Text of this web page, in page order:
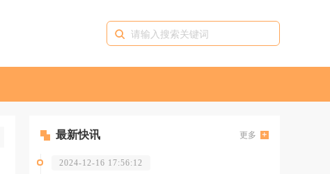
最新快讯 更多
2024-12-16 17:56:12